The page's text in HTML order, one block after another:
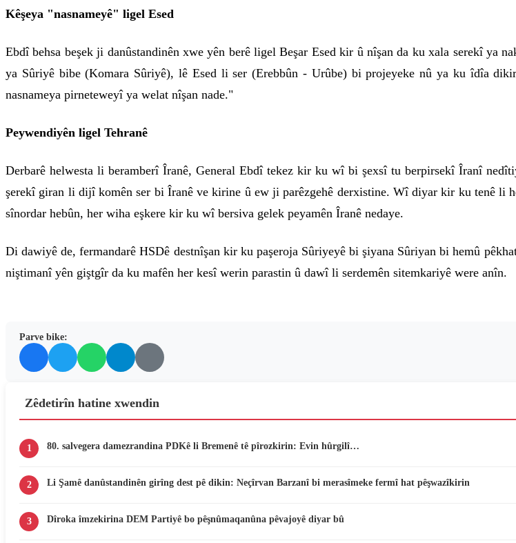
Kêşeya "nasnameyê" ligel Esed
Ebdî behsa beşek ji danûstandinên xwe yên berê ligel Beşar Esed kir û nîşan da ku xala serekî ya
ya Sûriyê bibe (Komara Sûriyê), lê Esed li ser (Erebbûn - Urûbe) bi projeyeke nû ya ku îdîa
nasnameya pirneteweyî ya welat nîşan nade."
Peywendiyên ligel Tehranê
Derbarê helwesta li beramberî Îranê, General Ebdî tekez kir ku wî bi şexsî tu berpirsekî Îranî
şerekî giran li dijî komên ser bi Îranê ve kirine û ew ji parêzgehê derxistine. Wî diyar kir ku tenê li
sînordar hebûn, her wiha eşkere kir ku wî bersiva gelek peyamên Îranê nedaye.
Di dawiyê de, fermandarê HSDê destnîşan kir ku paşeroja Sûriyeyê bi şiyana Sûriyan bi hemû
niştimanî yên giştgîr da ku mafên her kesî werin parastin û dawî li serdemên sitemkariyê were anîn.
Parve bike:
Zêdetirîn hatine xwendin
1 80. salvegera damezrandina PDKê li Bremenê tê pîrozkirin: Evin hûrgilî…
2 Li Şamê danûstandinên girîng dest pê dikin: Neçîrvan Barzanî bi merasîmeke fermî hat pêşwazîkirin
3 Dîroka îmzekirina DEM Partiyê bo pêşnûmaqanûna pêvajoyê diyar bû